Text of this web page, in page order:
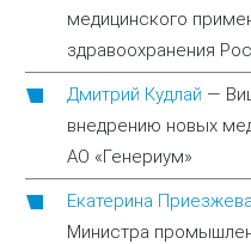
медицинского
здравоохранения
Дмитрий Кудлай —
внедрению новых
АО «Генериум»
Екатерина Приезжева
Министра